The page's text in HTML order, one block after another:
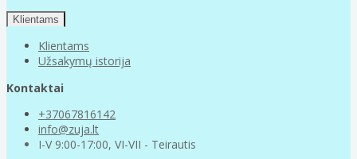
Klientams
Klientams
Užsakymų istorija
Kontaktai
+37067816142
info@zuja.lt
I-V 9:00-17:00, VI-VII - Teirautis